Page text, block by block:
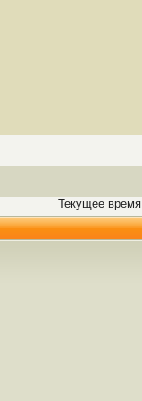
Текущее